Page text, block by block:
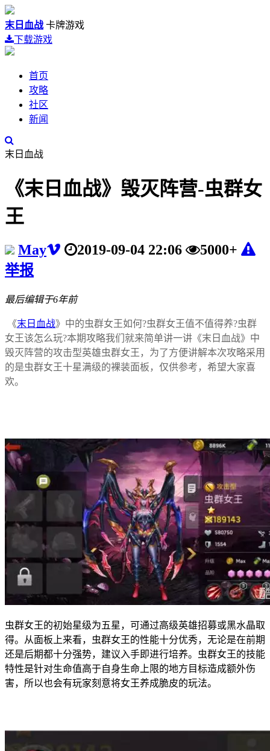
末日血战 卡牌游戏
下载游戏
首页
攻略
社区
新闻
末日血战
《末日血战》毁灭阵营-虫群女
王
May 2019-09-04 22:06
5000+
举报
最后编辑于6年前
《末日血战》中的虫群女王如何?虫群女王值不值得养?虫群
女王该怎么玩?本期攻略我们就来简单讲一讲《末日血战》中
毁灭阵营的攻击型英雄虫群女王，为了方便讲解本次攻略采用
的是虫群女王十星满级的裸装面板，仅供参考，希望大家喜
欢。
虫群女王的初始星级为五星，可通过高级英雄招募或黑水晶取
得。从面板上来看，虫群女王的性能十分优秀，无论是在前期
还是后期都十分强势，建议入手即进行培养。虫群女王的技能
特性是针对生命值高于自身生命上限的地方目标造成额外伤
害，所以也会有玩家刻意将女王养成脆皮的玩法。